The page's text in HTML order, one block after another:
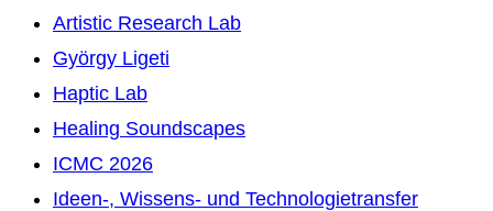
Artistic Research Lab
György Ligeti
Haptic Lab
Healing Soundscapes
ICMC 2026
Ideen-, Wissens- und Technologietransfer